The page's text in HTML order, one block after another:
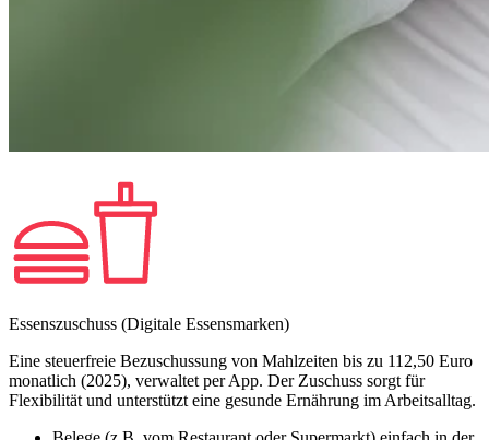
Essenszuschuss (Digitale Essensmarken)
Eine steuerfreie Bezuschussung von Mahlzeiten bis zu 112,50 Euro
monatlich (2025), verwaltet per App. Der Zuschuss sorgt für
Flexibilität und unterstützt eine gesunde Ernährung im Arbeitsalltag.